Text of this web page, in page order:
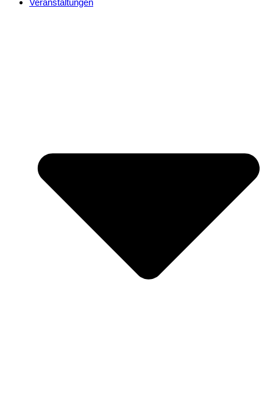
Veranstaltungen